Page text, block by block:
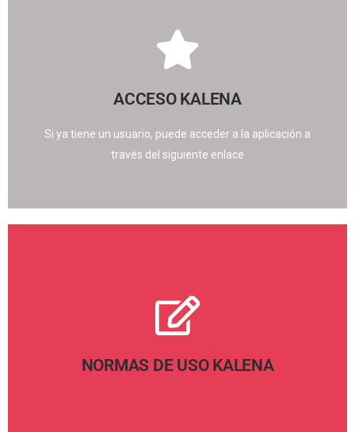
ACCESO KALENA
Si ya tiene un usuario, puede acceder a la aplicación a
través del siguiente enlace
Pinche aquí
NORMAS DE USO KALENA
Pinche aquí